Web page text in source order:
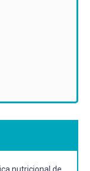
nutricional de